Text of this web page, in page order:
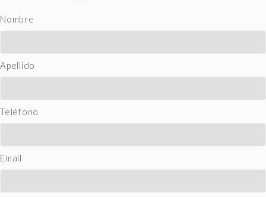
Nombre
Apellido
Teléfono
Email